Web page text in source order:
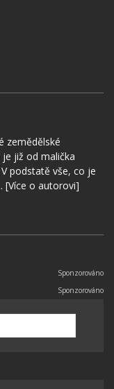
zemědělské
již od malička
podstatě vše, co je
[Více o autorovi]